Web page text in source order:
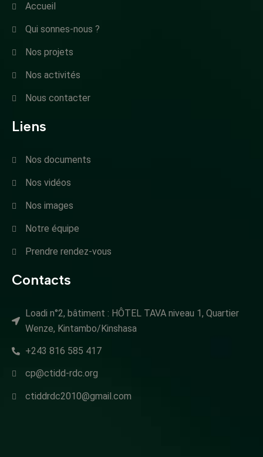
Accueil
Qui sonnes-nous ?
Nos projets
Nos activités
Nous contacter
Liens
Nos documents
Nos vidéos
Nos images
Notre équipe
Prendre rendez-vous
Contacts
Loadi n°2, bâtiment : HÔTEL TAVA niveau 1, Quartier
Wenze, Kintambo/Kinshasa
+243 816 585 417
cp@ctidd-rdc.org
ctiddrdc2010@gmail.com